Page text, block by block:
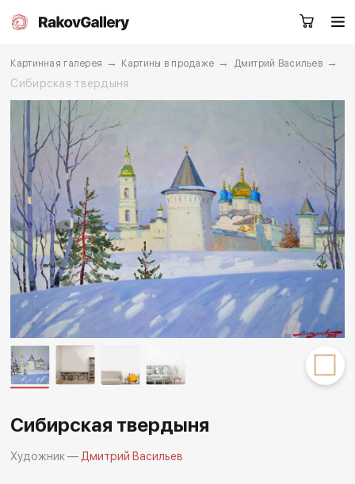
Екатеринбург
RU EN CN
Каталог Художники
О нас Услуги
События Контакты
Другие проекты
Заказать звонок
Картинная галерея → Картины в продаже → Дмитрий Васильев →
Сибирская твердыня
Сибирская твердыня
Художник — Дмитрий Васильев